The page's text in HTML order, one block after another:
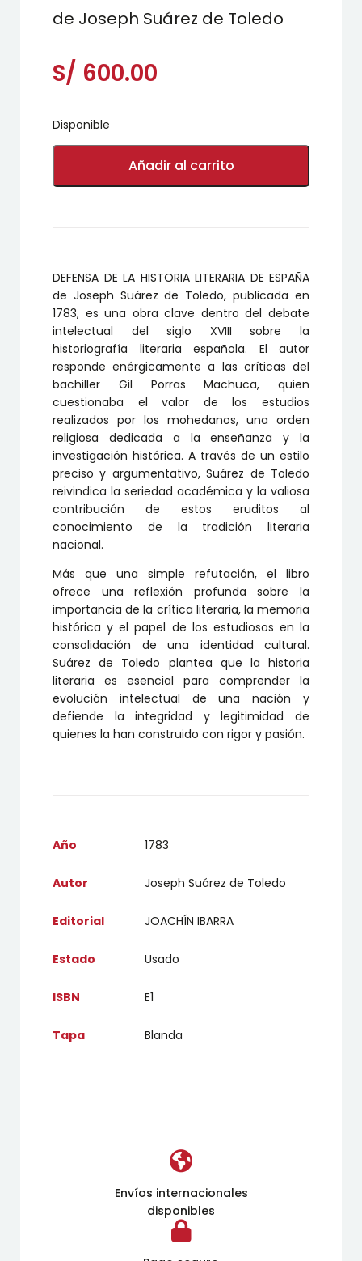
de Joseph Suárez de Toledo
S/ 600.00
Disponible
DEFENSA
LA
Añadir al carrito
DEFENSA DE LA HISTORIA LITERARIA DE ESPAÑA
de Joseph Suárez de Toledo, publicada en
1783, es una obra clave dentro del debate
intelectual del siglo XVIII sobre la
historiografía literaria española. El autor
responde enérgicamente a las críticas del
bachiller Gil Porras Machuca, quien
cuestionaba el valor de los estudios
realizados por los mohedanos, una orden
religiosa dedicada a la enseñanza y la
investigación histórica. A través de un estilo
preciso y argumentativo, Suárez de Toledo
reivindica la seriedad académica y la valiosa
contribución de estos eruditos al
conocimiento de la tradición literaria
nacional.
Más que una simple refutación, el libro
ofrece una reflexión profunda sobre la
importancia de la crítica literaria, la memoria
histórica y el papel de los estudiosos en la
consolidación de una identidad cultural.
Suárez de Toledo plantea que la historia
literaria es esencial para comprender la
evolución intelectual de una nación y
defiende la integridad y legitimidad de
quienes la han construido con rigor y pasión.
Año 1783
Autor Joseph Suárez de Toledo
Editorial JOACHÍN IBARRA
Estado Usado
ISBN E1
Tapa Blanda
Envíos internacionales
disponibles